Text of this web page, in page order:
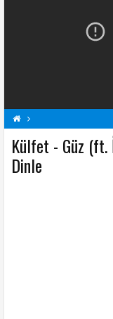
Güz (ft. İbrahim Erkol)
Külfet - Güz (ft.
Dinle